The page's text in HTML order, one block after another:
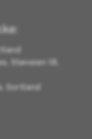
Støveien 18,
Sortland